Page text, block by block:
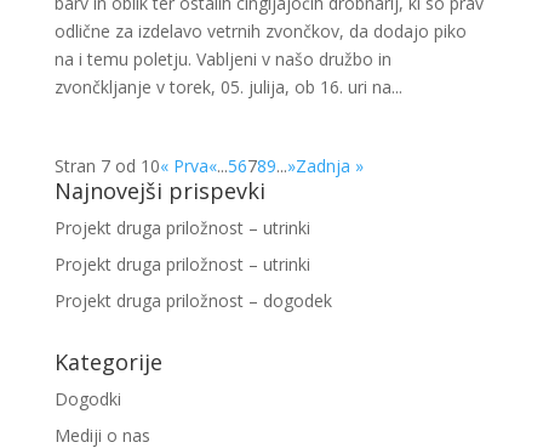
odlične za izdelavo vetrnih zvončkov, da dodajo piko
na i temu poletju. Vabljeni v našo družbo in
zvončkljanje v torek, 05. julija, ob 16. uri na...
Stran 7 od 10« Prva«...56789...»Zadnja »
Najnovejši prispevki
Projekt druga priložnost – utrinki
Projekt druga priložnost – utrinki
Projekt druga priložnost – dogodek
Kategorije
Dogodki
Mediji o nas